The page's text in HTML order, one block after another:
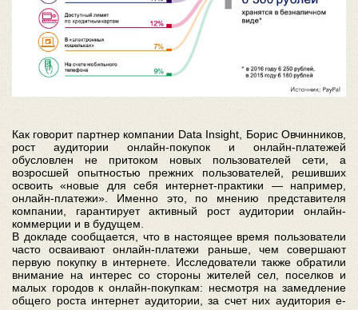
Как говорит партнер компании Data Insight, Борис Овчинников,
рост аудитории онлайн-покупок и онлайн-платежей
обусловлен не притоком новых пользователей сети, а
возросшей опытностью прежних пользователей, решивших
освоить «новые для себя интернет-практики — например,
онлайн-платежи». Именно это, по мнению представителя
компании, гарантирует активный рост аудитории онлайн-
коммерции и в будущем.
В докладе сообщается, что в настоящее время пользователи
часто осваивают онлайн-платежи раньше, чем совершают
первую покупку в интернете. Исследователи также обратили
внимание на интерес со стороны жителей сел, поселков и
малых городов к онлайн-покупкам: несмотря на замедление
общего роста интернет аудитории, за счет них аудитория e-